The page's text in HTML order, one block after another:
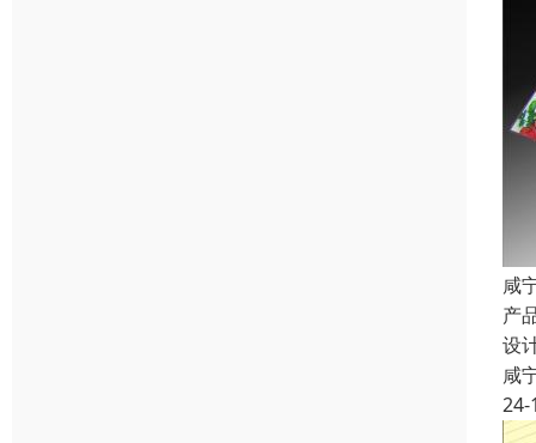
咸
产
设
咸
24-